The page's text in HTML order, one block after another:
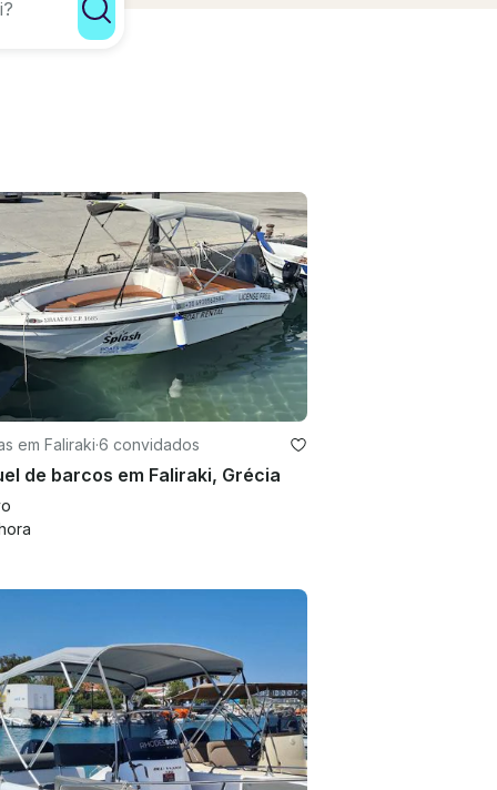
em Faliraki·6 convidados
de barcos em Faliraki, Grécia